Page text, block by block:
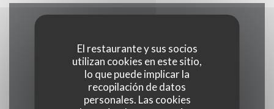
El restaurante y sus socios
utilizan cookies en este sitio,
lo que puede implicar la
recopilación de datos
personales. Las cookies
Cocina